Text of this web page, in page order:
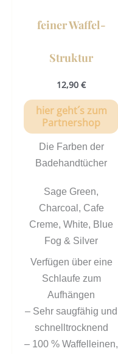
feiner Waffel-
Struktur
12,90 €
hier geht´s zum
Partnershop
Die Farben der
Badehandtücher
Sage Green,
Charcoal, Cafe
Creme, White, Blue
Fog & Silver
Verfügen über eine
Schlaufe zum
Aufhängen
– Sehr saugfähig und
schnelltrocknend
– 100 % Waffelleinen,